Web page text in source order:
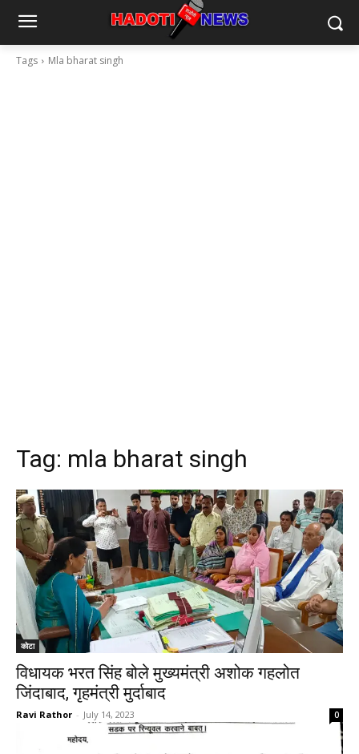
Tags Mla bharat singh
Tag: mla bharat singh
कोटा
विधायक भरत सिंह बोले मुख्यमंत्री अशोक गहलोत
जिंदाबाद, गृहमंत्री मुर्दाबाद
Ravi Rathor - July 14, 2023 0